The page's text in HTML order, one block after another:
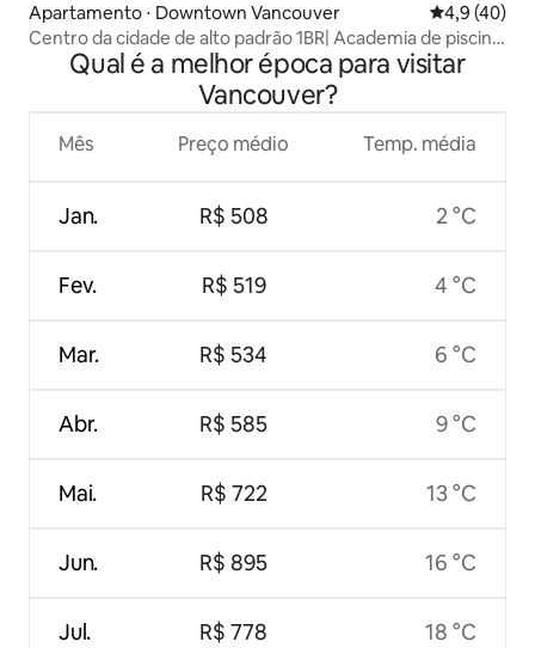
Apartamento ⋅ Downtown Vancouver 4,9 de uma
4,9 (40)
Centro da cidade de alto padrão 1BR| Academia de piscina
| Distrito do estádio
Qual é a melhor época para visitar
Vancouver?
Mês
Jan.
Fev.
Mar.
Abr.
Mai.
Jun.
Jul.
Preço médio
R$ 508
R$ 519
R$ 534
R$ 585
R$ 722
R$ 895
R$ 778
Temp. média
2 °C
4 °C
6 °C
9 °C
13 °C
16 °C
18 °C